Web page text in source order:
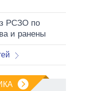
РСЗО по
и ранены